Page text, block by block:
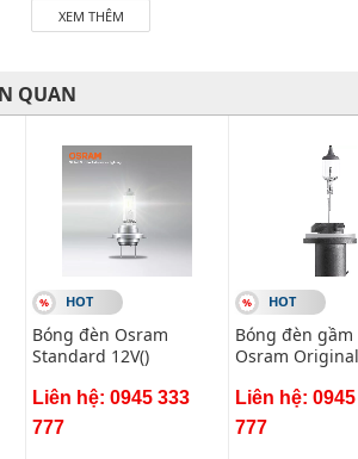
XEM THÊM
QUAN
HOT
Bóng đèn Osram
Standard 12V()
Liên hệ: 0945 333
777
HOT
Bóng đèn
Osram
Liên hệ:
777